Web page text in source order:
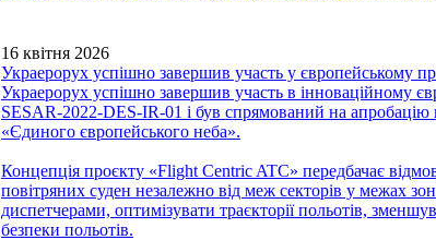
16 квітня 2026
Украерорух успішно завершив участь у європейському
Украерорух успішно завершив участь в інноваційному
SESAR-2022-DES-IR-01 і був спрямований на апробацію
«Єдиного європейського неба».
Концепція проєкту «Flight Centric ATC» передбачає
повітряних суден незалежно від меж секторів у межах
диспетчерами, оптимізувати траєкторії польотів,
безпеки польотів.